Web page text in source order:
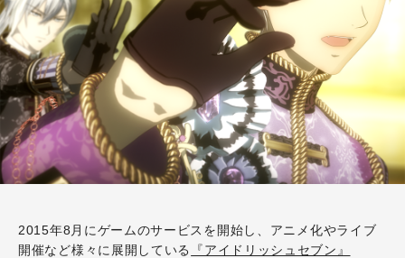
2015年8月にゲームのサービスを開始し、アニメ化やライブ
開催など様々に展開している
『アイドリッシュセブン』